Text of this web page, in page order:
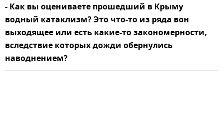
- Как вы оцениваете прошедший в Крыму
водный катаклизм? Это что-то из ряда вон
выходящее или есть какие-то закономерности,
вследствие которых дожди обернулись
наводнением?